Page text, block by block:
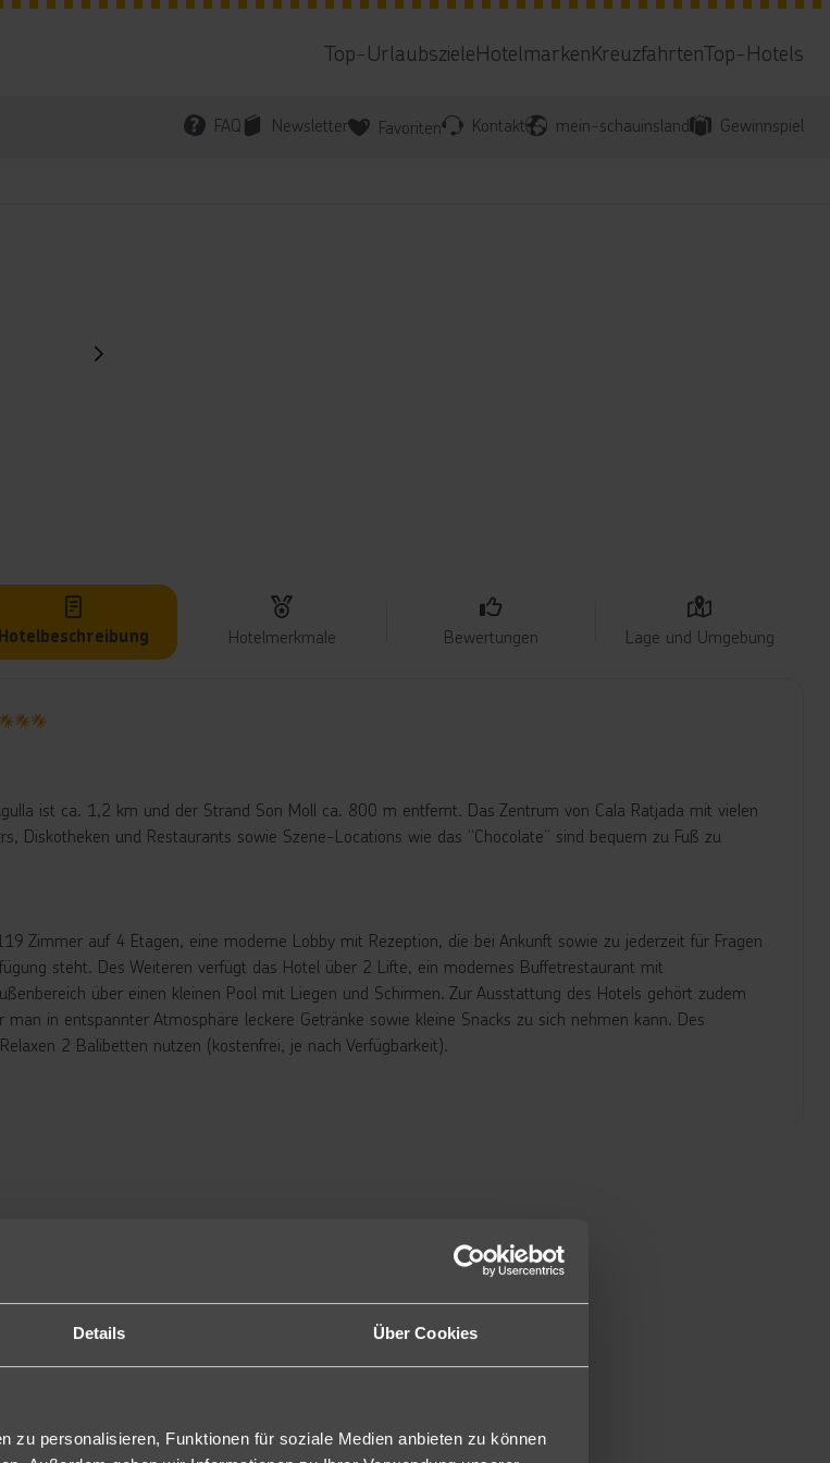
Details Über Cookies
zu personalisieren, Funktionen für soziale Medien anbieten zu können
Top-UrlaubszieleHotelmarkenKreuzfahrtenTop-Hotels
FAQ Newsletter Favoriten Kontakt mein-schauinsland Gewinnspiel
Hotelbeschreibung Hotelmerkmale Bewertungen Lage und Umgebung
ist ca. 1,2 km und der Strand Son Moll ca. 800 m entfernt. Das Zentrum von Cala Ratjada mit vielen
Diskotheken und Restaurants sowie Szene-Locations wie das “Chocolate” sind bequem zu Fuß zu
Zimmer auf 4 Etagen, eine moderne Lobby mit Rezeption, die bei Ankunft sowie zu jederzeit für Fragen
steht. Des Weiteren verfügt das Hotel über 2 Lifte, ein modernes Buffetrestaurant mit
über einen kleinen Pool mit Liegen und Schirmen. Zur Ausstattung des Hotels gehört zudem
man in entspannter Atmosphäre leckere Getränke sowie kleine Snacks zu sich nehmen kann. Des
2 Balibetten nutzen (kostenfrei, je nach Verfügbarkeit).
gleicher Ausstattung wie die Doppelzimmer sind diese zum ermäßigten Preis buchbar und bieten keinen
(ab 1.5.) in Buffetform. Bei geringer Auslastung kann das Abendessen à la carte serviert